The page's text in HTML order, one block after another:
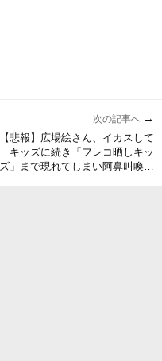
次の記事へ →
【悲報】広場絵さん、イカスして
キッズに続き「フレコ晒しキッ
ズ」まで現れてしまい阿鼻叫喚の